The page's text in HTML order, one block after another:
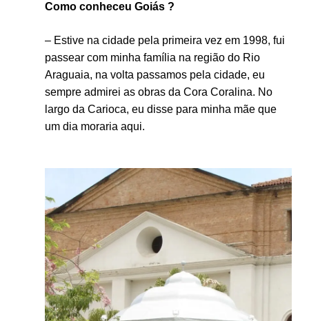
Como conheceu Goiás ?
– Estive na cidade pela primeira vez em 1998, fui
passear com minha família na região do Rio
Araguaia, na volta passamos pela cidade, eu
sempre admirei as obras da Cora Coralina. No
largo da Carioca, eu disse para minha mãe que
um dia moraria aqui.